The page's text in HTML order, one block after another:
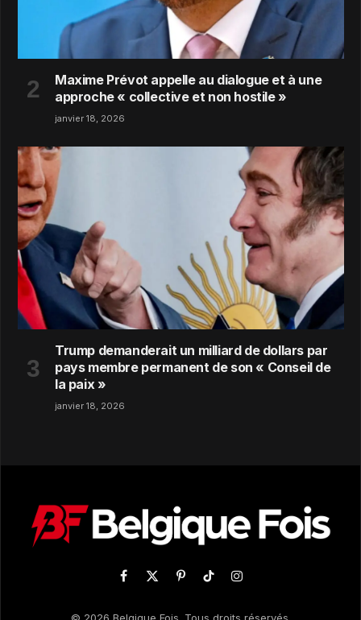
Maxime Prévot appelle au dialogue et à une
approche « collective et non hostile »
janvier 18, 2026
Trump demanderait un milliard de dollars par
pays membre permanent de son « Conseil de
la paix »
janvier 18, 2026
Facebook
X
PinterestTikTokInstagram